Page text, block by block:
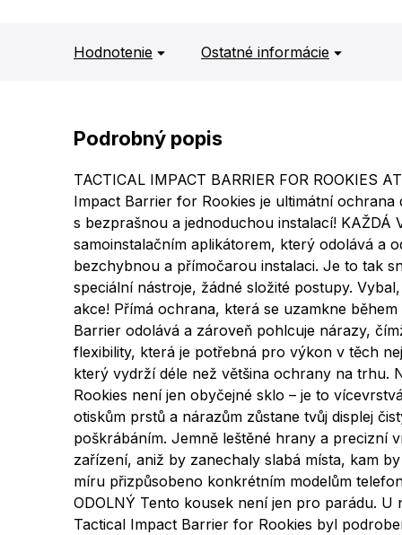
Hodnotenie Ostatné informácie
Podrobný popis
TACTICAL IMPACT BARRIER FOR ROOKIES
Impact Barrier for Rookies je ultimátní
s bezprašnou a jednoduchou instalací! KAŽDÁ
samoinstalačním aplikátorem, který odolává a
bezchybnou a přímočarou instalaci. Je to tak
speciální nástroje, žádné složité postupy.
akce! Přímá ochrana, která se uzamkne
Barrier odolává a zároveň pohlcuje nárazy,
flexibility, která je potřebná pro výkon v těch
který vydrží déle než většina ochrany na trhu.
Rookies není jen obyčejné sklo – je to
otiskům prstů a nárazům zůstane tvůj displej
poškrábáním. Jemně leštěné hrany a precizní
zařízení, aniž by zanechaly slabá místa, kam
míru přizpůsobeno konkrétním modelům
ODOLNÝ Tento kousek není jen pro parádu.
Tactical Impact Barrier for Rookies byl